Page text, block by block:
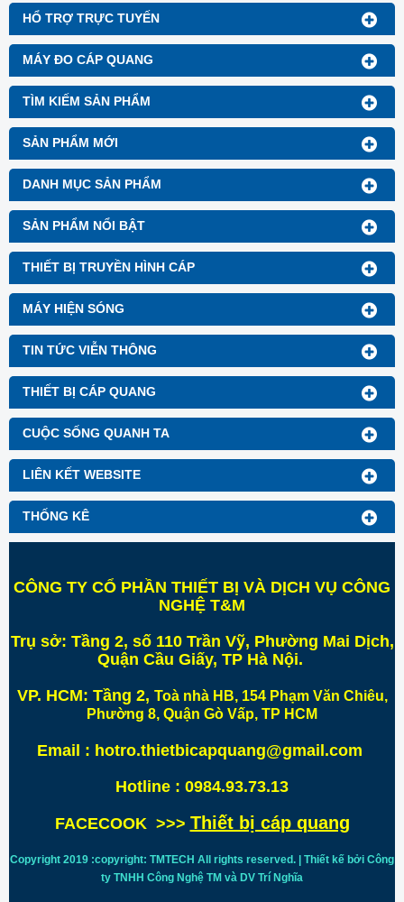
HỔ TRỢ TRỰC TUYẾN
MÁY ĐO CÁP QUANG
TÌM KIẾM SẢN PHẨM
SẢN PHẨM MỚI
DANH MỤC SẢN PHẨM
SẢN PHẨM NỔI BẬT
THIẾT BỊ TRUYỀN HÌNH CÁP
MÁY HIỆN SÓNG
TIN TỨC VIỄN THÔNG
THIẾT BỊ CÁP QUANG
CUỘC SỐNG QUANH TA
LIÊN KẾT WEBSITE
THỐNG KÊ
CÔNG TY CỔ PHẦN THIẾT BỊ VÀ DỊCH VỤ CÔNG
NGHỆ T&M
Trụ sở: Tầng 2, số 110 Trần Vỹ, Phường Mai Dịch,
Quận Cầu Giấy, TP Hà Nội.
VP. HCM: Tầng 2, Toà nhà HB, 154 Phạm Văn Chiêu,
Phường 8, Quận Gò Vấp, TP HCM
Email : hotro.thietbicapquang@gmail.com
Hotline : 0984.93.73.13
FACECOOK >>> Thiết bị cáp quang
Copyright 2019 :copyright: TMTECH All rights reserved. | Thiết kế bởi Công
ty TNHH Công Nghệ TM và DV Trí Nghĩa